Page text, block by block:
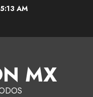
AM
MX